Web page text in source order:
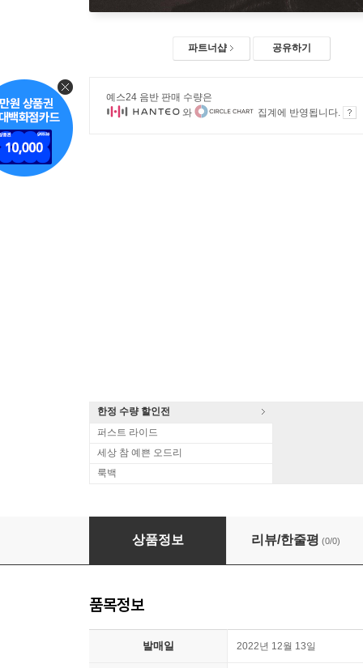
파트너샵 공유하기
예스24 음반 판매 수량은
와
집계에 반영됩니다.
한정 수량 할인전
퍼스트 라이드
세상 참 예쁜 오드리
룩백
Mitsuko Uchida 슈베르트: 피아노 소나타
상품정보 리뷰/한줄평 (0/0)
품목정보
발매일 2022년 12월 13일